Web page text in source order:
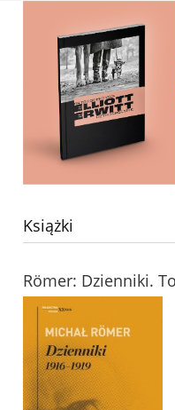
Książki
Römer: Dzienniki.